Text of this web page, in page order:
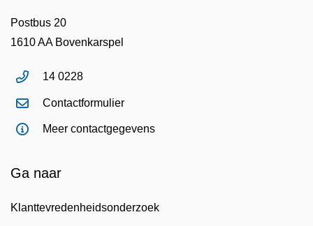
Postbus 20
1610 AA Bovenkarspel
14 0228
Contactformulier
Meer contactgegevens
Ga naar
Klanttevredenheidsonderzoek